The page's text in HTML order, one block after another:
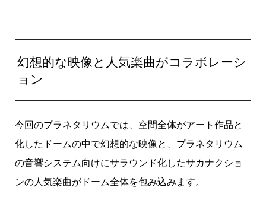
幻想的な映像と人気楽曲がコラボレーシ
ョン
今回のプラネタリウムでは、空間全体がアート作品と
化したドームの中で幻想的な映像と、プラネタリウム
の音響システム向けにサラウンド化したサカナクショ
ンの人気楽曲がドーム全体を包み込みます。